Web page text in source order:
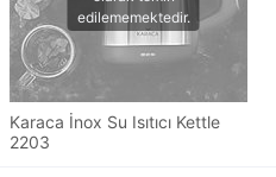
Karaca İnox Su Isıtıcı Kettle
2203